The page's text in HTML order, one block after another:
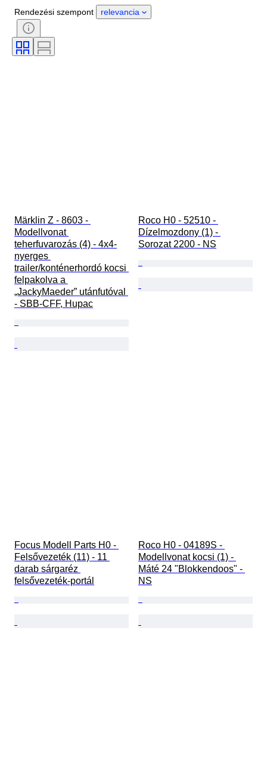
Stílus
Mérték
Kontroll
Vasúti társaság
Original/ Replica
Rendezési szempont relevancia
Märklin Z - 8603 -
Modellvonat
teherfuvarozás (4) - 4x4-
nyerges
trailer/konténerhordó kocsi
felpakolva a
„JackyMaeder” utánfutóval
- SBB-CFF, Hupac
Roco H0 - 52510 -
Dízelmozdony (1) -
Sorozat 2200 - NS
Focus Modell Parts H0 -
Felsővezeték (11) - 11
darab sárgaréz
felsővezeték-portál
Roco H0 - 04189S -
Modellvonat kocsi (1) -
Máté 24 "Blokkendoos" -
NS